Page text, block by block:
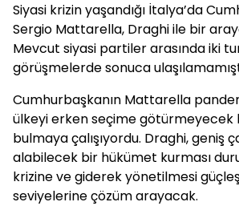
Siyasi krizin yaşandığı İtalya’da
Sergio Mattarella, Draghi ile bir
Mevcut siyasi partiler arasında iki
görüşmelerde sonuca
Cumhurbaşkanın Mattarella
ülkeyi erken seçime götürmeyecek
bulmaya çalışıyordu. Draghi, geniş
alabilecek bir hükümet kurması
krizine ve giderek yönetilmesi
seviyelerine çözüm arayacak.